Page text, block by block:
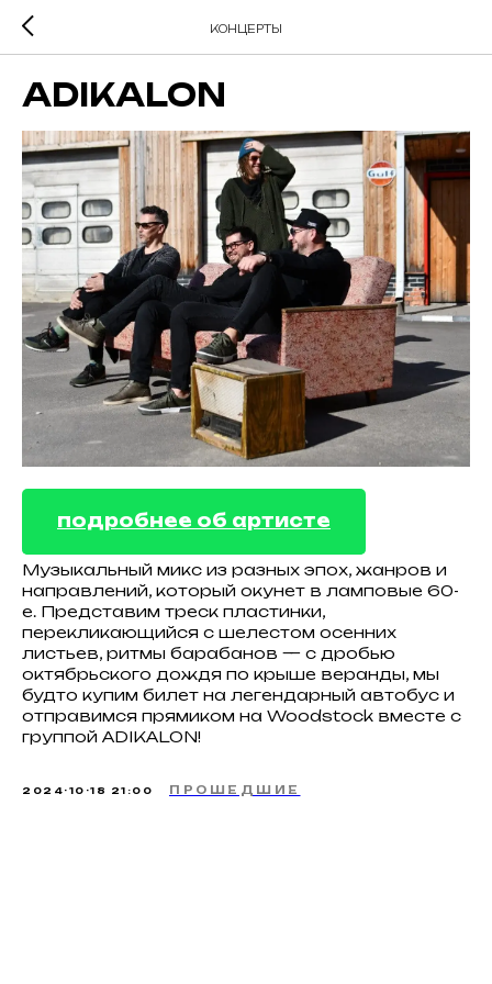
КОНЦЕРТЫ
ADIKALON
подробнее об артисте
Музыкальный микс из разных эпох, жанров и
направлений, который окунет в ламповые 60-
е. Представим треск пластинки,
перекликающийся с шелестом осенних
листьев, ритмы барабанов — с дробью
октябрьского дождя по крыше веранды, мы
будто купим билет на легендарный автобус и
отправимся прямиком на Woodstock вместе с
группой ADIKALON!
2024-10-18 21:00 ПРОШЕДШИЕ